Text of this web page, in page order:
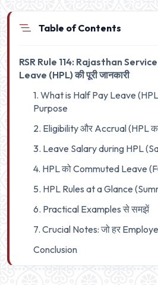
Table of Contents
RSR Rule 114: Rajasthan
Leave (HPL) की पूरी जानकारी
1. What is Half Pay Leave
Purpose
2. Eligibility और Accrual (HPL
3. Leave Salary during HPL
4. HPL को Commuted Leave
5. HPL Rules at a Glance
6. Practical Examples से समझें
7. Crucial Notes: जो हर
Conclusion